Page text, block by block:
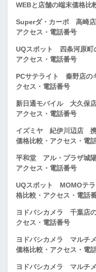
WEBと店舗の端末価格比
Superダ・カーポ 高崎店
アクセス・電話番号
UQスポット 四条河原町
アクセス・電話番号
PCサテライト 秦野店の
クセス・電話番号
新日通モバイル 大久保
アクセス・電話番号
イズミヤ 紀伊川辺店 携
価格比較・アクセス・電
平和堂 アル・プラザ城
アクセス・電話番号
UQスポット MOMOテラ
格比較・アクセス・電話
ヨドバシカメラ 千葉店
クセス・電話番号
ヨドバシカメラ マルチ
価格比較・アクセス・電
ヨドバシカメラ マルチ